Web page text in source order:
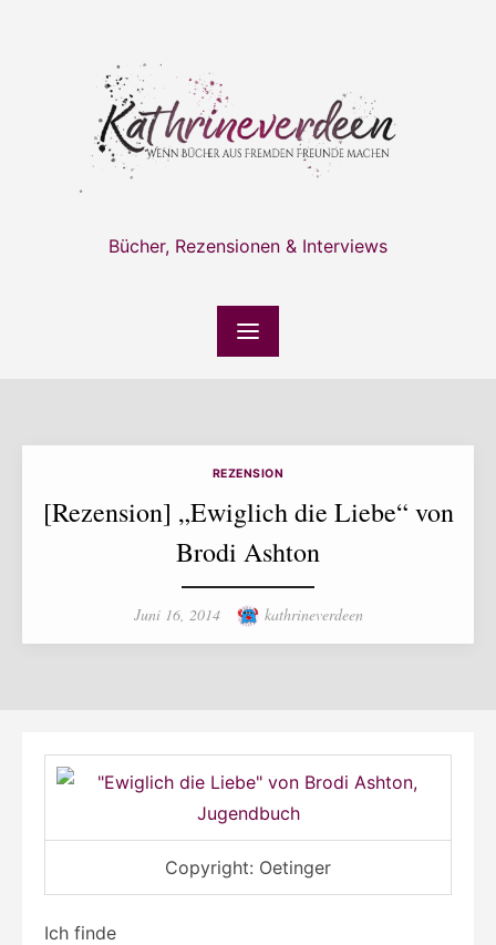
Bücher, Rezensionen & Interviews
REZENSION
[Rezension] „Ewiglich die Liebe“ von
Brodi Ashton
Posted
Juni 16, 2014 Author
kathrineverdeen
Copyright: Oetinger
Ich finde